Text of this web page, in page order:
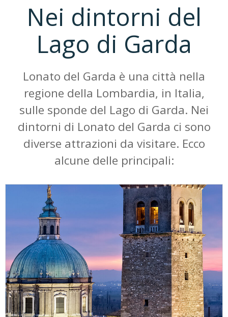
Nei dintorni del
Lago di Garda
Lonato del Garda è una città nella
regione della Lombardia, in Italia,
sulle sponde del Lago di Garda. Nei
dintorni di Lonato del Garda ci sono
diverse attrazioni da visitare. Ecco
alcune delle principali: